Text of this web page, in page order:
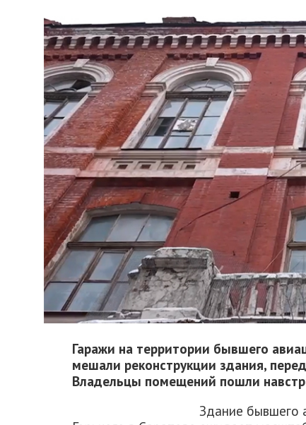
Гаражи на территории бывшего
мешали реконструкции здания,
Владельцы помещений пошли
Здание бывшего